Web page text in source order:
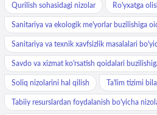
Qurilish sohasidagi nizolar Ro'yxatga
Sanitariya va ekologik me'yorlar buzilishiga
Sanitariya va texnik xavfsizlik masalalari
Savdo va xizmat ko'rsatish qoidalari
Soliq nizolarini hal qilish Ta'lim tizimi
Tabiiy resurslardan foydalanish bo'yicha